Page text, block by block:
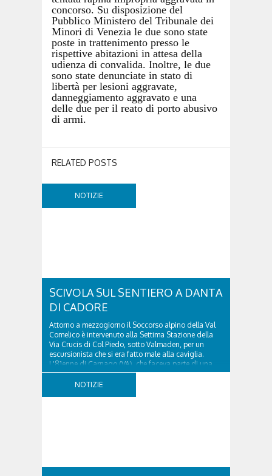
concorso. Su disposizione del
Pubblico Ministero del Tribunale dei
Minori di Venezia le due sono state
poste in trattenimento presso le
rispettive abitazioni in attesa della
udienza di convalida. Inoltre, le due
sono state denunciate in stato di
libertà per lesioni aggravate,
danneggiamento aggravato e una
delle due per il reato di porto abusivo
di armi.
RELATED POSTS
NOTIZIE
SCIVOLA SUL SENTIERO A DANTA
DI CADORE
Attorno a mezzogiorno il Soccorso alpino della Val
Comelico è intervenuto alla Settima Stazione della
Via Crucis di Col Piedo, sotto Valmaden, per un
escursionista che si era fatto male alla caviglia.
L'81enne di Carnago (VA), che faceva parte di una
comitiva e aveva riportato un trauma...
NOTIZIE